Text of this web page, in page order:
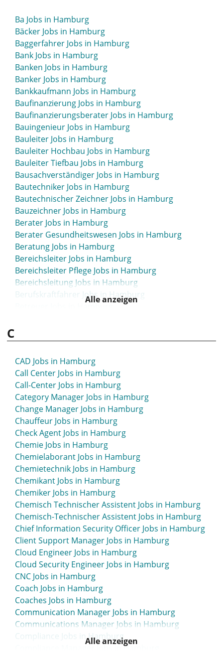
Ba Jobs in Hamburg
Bäcker Jobs in Hamburg
Baggerfahrer Jobs in Hamburg
Bank Jobs in Hamburg
Banken Jobs in Hamburg
Banker Jobs in Hamburg
Bankkaufmann Jobs in Hamburg
Baufinanzierung Jobs in Hamburg
Baufinanzierungsberater Jobs in Hamburg
Bauingenieur Jobs in Hamburg
Bauleiter Jobs in Hamburg
Bauleiter Hochbau Jobs in Hamburg
Bauleiter Tiefbau Jobs in Hamburg
Bausachverständiger Jobs in Hamburg
Bautechniker Jobs in Hamburg
Bautechnischer Zeichner Jobs in Hamburg
Bauzeichner Jobs in Hamburg
Berater Jobs in Hamburg
Berater Gesundheitswesen Jobs in Hamburg
Beratung Jobs in Hamburg
Bereichsleiter Jobs in Hamburg
Bereichsleiter Pflege Jobs in Hamburg
Bereichsleitung Jobs in Hamburg
Berufskraftfahrer Jobs in Hamburg
Betriebsleiter Jobs in Hamburg
Betriebswirt Jobs in Hamburg
Betriebswirtschaftslehre Jobs in Hamburg
Bezirksleiter Jobs in Hamburg
BI Analyst Jobs in Hamburg
Bilanzbuchhalter Jobs in Hamburg
Bildung Jobs in Hamburg
Bim Manager Jobs in Hamburg
Bim-Manager Jobs in Hamburg
Biochemie Jobs in Hamburg
Biologie Jobs in Hamburg
Brandschutz Jobs in Hamburg
Briefzusteller Jobs in Hamburg
Broker Jobs in Hamburg
Bta Jobs in Hamburg
Buchhalter Jobs in Hamburg
Buchhaltung Jobs in Hamburg
Büro Jobs in Hamburg
Bürokraft Jobs in Hamburg
Büromanagement Jobs in Hamburg
Busfahrer Jobs in Hamburg
Business Administrator Jobs in Hamburg
Business Analyst Jobs in Hamburg
Business Coach Jobs in Hamburg
Business Development Jobs in Hamburg
Alle anzeigen
C
CAD Jobs in Hamburg
Call Center Jobs in Hamburg
Call-Center Jobs in Hamburg
Category Manager Jobs in Hamburg
Change Manager Jobs in Hamburg
Chauffeur Jobs in Hamburg
Check Agent Jobs in Hamburg
Chemie Jobs in Hamburg
Chemielaborant Jobs in Hamburg
Chemietechnik Jobs in Hamburg
Chemikant Jobs in Hamburg
Chemiker Jobs in Hamburg
Chemisch Technischer Assistent Jobs in Hamburg
Chemisch-Technischer Assistent Jobs in Hamburg
Chief Information Security Officer Jobs in Hamburg
Client Support Manager Jobs in Hamburg
Cloud Engineer Jobs in Hamburg
Cloud Security Engineer Jobs in Hamburg
CNC Jobs in Hamburg
Coach Jobs in Hamburg
Coaches Jobs in Hamburg
Communication Manager Jobs in Hamburg
Communications Manager Jobs in Hamburg
Compliance Jobs in Hamburg
Compliance Manager Jobs in Hamburg
Alle anzeigen